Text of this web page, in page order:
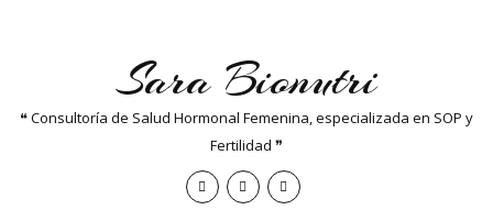
Sara Bionutri
❝ Consultoría de Salud Hormonal Femenina, especializada en SOP y
Fertilidad ❞